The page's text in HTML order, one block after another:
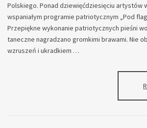
Polskiego. Ponad dziewięćdziesięciu artystów
wspaniałym programie patriotycznym „Pod
Przepiękne wykonanie patriotycznych pieśni
taneczne nagradzano gromkimi brawami. Nie
wzruszeń i ukradkiem …